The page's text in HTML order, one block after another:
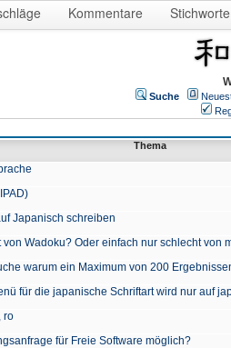
Kommentare Stichworte
Suche
Thema
Japanisch schreiben
von Wadoku? Oder einfach nur schlecht von
warum ein Maximum von 200
für die japanische Schriftart wird nur auf
ro
für Freie Software möglich?